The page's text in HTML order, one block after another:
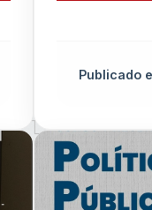
Publicado